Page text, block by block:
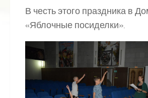
В честь этого праздника в
«Яблочные посиделки».